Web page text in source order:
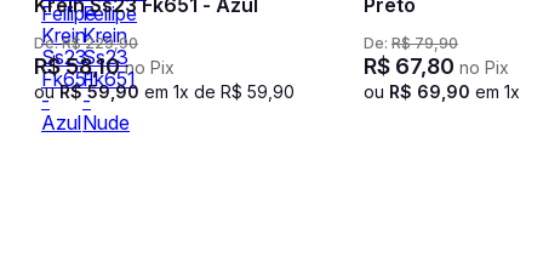
De:R$ 229,90
R$58,10no Pix
ouR$ 59,90 em 1x de R$ 59 90
De: R$ 79,90
R$ 67,80 no Pix
ou R$ 69 90 em 1x